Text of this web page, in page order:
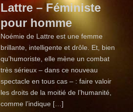
Lattre – Féministe
pour homme
Noémie de Lattre est une femme
brillante, intelligente et drôle. Et, bien
qu’humoriste, elle mène un combat
très sérieux – dans ce nouveau
spectacle en tous cas – : faire valoir
les droits de la moitié de l’humanité,
comme l’indique […]